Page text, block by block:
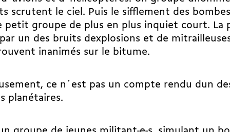
scrutent le ciel. Puis le sifflement des
petit groupe de plus en plus inquiet court. La
un des bruits dexplosions et de
inanimés sur le bitume.
ce n´est pas un compte rendu dun
planétaires.